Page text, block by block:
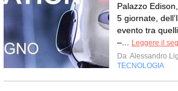
Palazzo
5 giornate,
evento tra
–...
Leggere il
Da Alessandro
TECNOLOGIA